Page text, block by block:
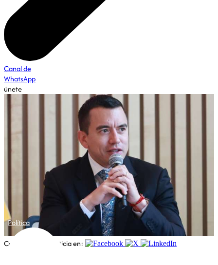
Canal de
WhatsApp
únete
Comparte esta noticia en:
Política